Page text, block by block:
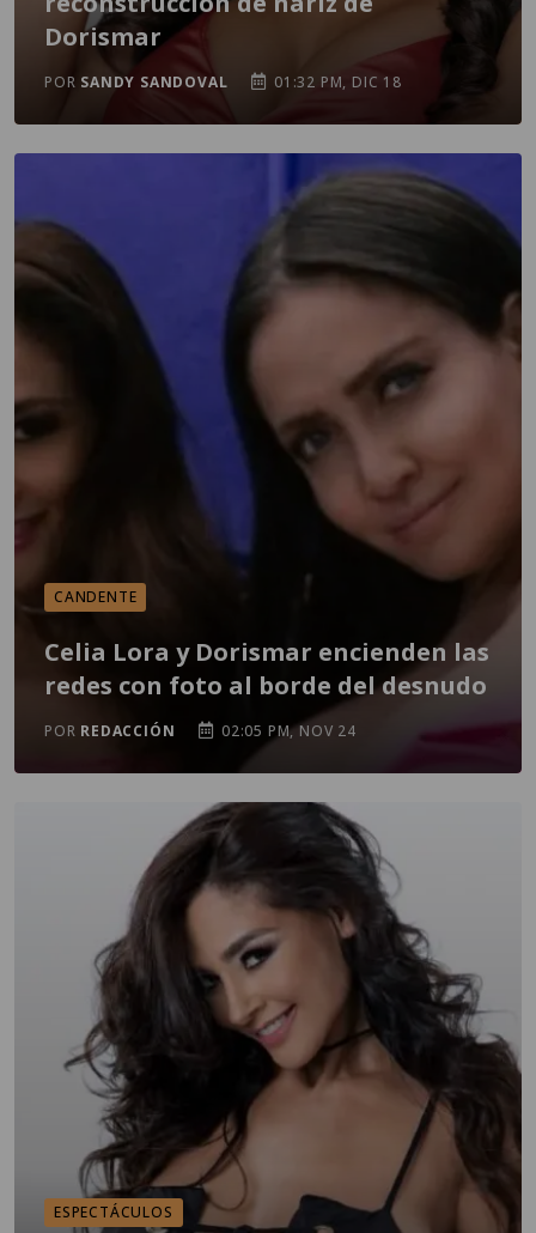
Dorismar
POR SANDY SANDOVAL 01:32 PM, DIC 18
CANDENTE
Celia Lora y Dorismar encienden las
redes con foto al borde del desnudo
POR REDACCIÓN 02:05 PM, NOV 24
ESPECTÁCULOS